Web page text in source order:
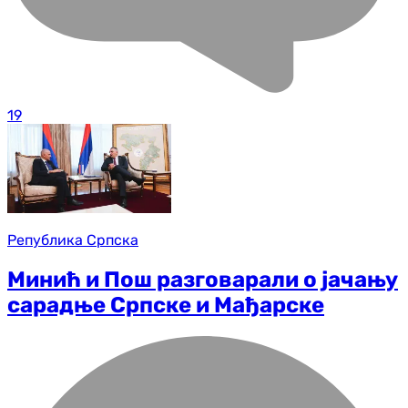
19
Република Српска
Минић и Пош разговарали о јачању
сарадње Српске и Мађарске